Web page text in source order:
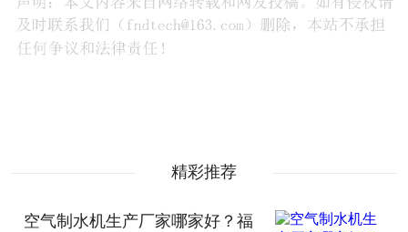
精彩推荐
空气制水机生产厂家哪家好？福